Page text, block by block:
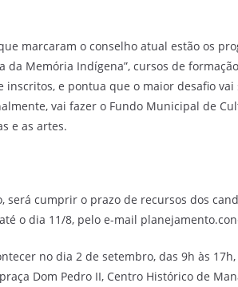
marcaram o conselho atual estão os
da Memória Indígena”, cursos de
e pontua que o maior desafio
vai fazer o Fundo Municipal de
e as artes.
será cumprir o prazo de recursos dos
o dia 11/8, pelo e-mail
no dia 2 de setembro, das 9h às
Dom Pedro II, Centro Histórico de